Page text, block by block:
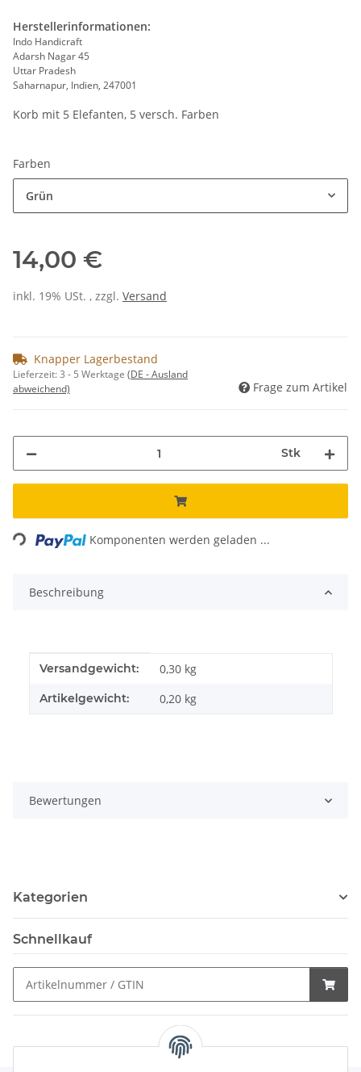
Herstellerinformationen:
Indo Handicraft
Adarsh Nagar 45
Uttar Pradesh
Saharnapur, Indien, 247001
Korb mit 5 Elefanten, 5 versch. Farben
Farben
Grün
14,00 €
inkl. 19% USt. , zzgl. Versand
Knapper Lagerbestand
Lieferzeit:3 - 5 Werktage (DE - Ausland
abweichend)
Frage zum Artikel
Stk
Komponenten werden geladen ...
Beschreibung
Produkteigenschaft
Wert
Versandgewicht: 0,30 kg
Artikelgewicht: 0,20 kg
Bewertungen
Kategorien
Schnellkauf